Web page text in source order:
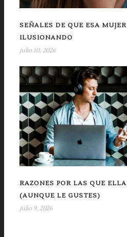
SEÑALES DE QUE ESA
ILUSIONANDO
julio 10, 2026
RAZONES POR LAS QUE
(AUNQUE LE GUSTES)
julio 9, 2026